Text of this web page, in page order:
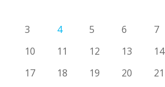
3
4 5 6 7
10
11 12 13 14
17
18 19 20 21